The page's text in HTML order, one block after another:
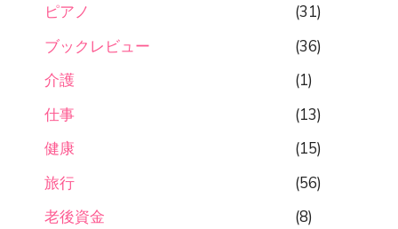
ピアノ
(31)
ブックレビュー
(36)
介護
(1)
仕事
(13)
健康
(15)
旅行
(56)
老後資金
(8)